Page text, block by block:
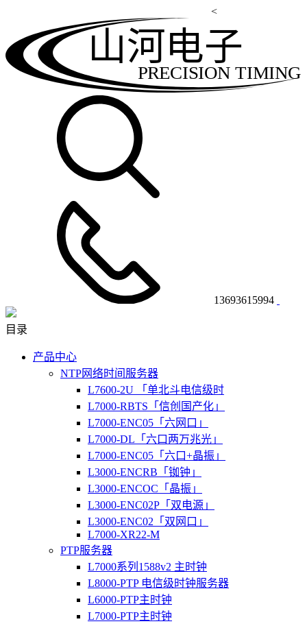
<
PRECISION TIMING
山河电子
13693615994
目录
产品中心
NTP网络时间服务器
L7600-2U 「单北斗电信级时
L7000-RBTS「信创国产化」
L7000-ENC05「六网口」
L7000-DL「六口两万兆光」
L7000-ENC05「六口+晶振」
L3000-ENCRB「铷钟」
L3000-ENCOC「晶振」
L3000-ENC02P「双电源」
L3000-ENC02「双网口」
L7000-XR22-M
PTP服务器
L7000系列1588v2 主时钟
L8000-PTP 电信级时钟服务器
L6000-PTP主时钟
L7000-PTP主时钟